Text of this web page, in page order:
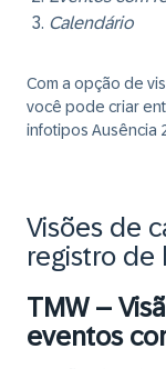
Calendário
Com a opção de
você pode criar
infotipos Ausência
Visões de
registro de
TMW –
eventos